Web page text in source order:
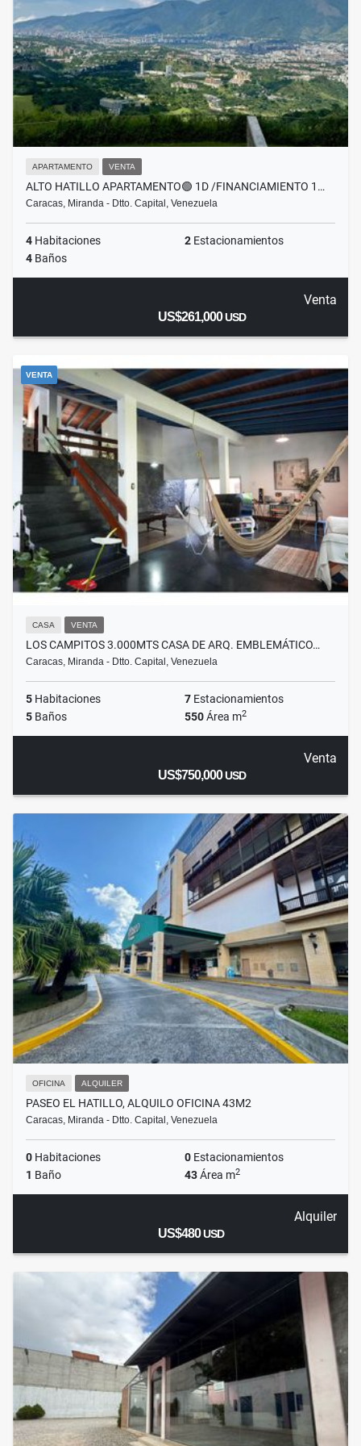
APARTAMENTO VENTA
ALTO HATILLO APARTAMENTO🟢 1D /FINANCIAMIENTO 1…
Caracas, Miranda - Dtto. Capital, Venezuela
4 Habitaciones 2 Estacionamientos
4 Baños
Venta
US$261,000USD
VENTA
CASA VENTA
LOS CAMPITOS 3.000MTS CASA DE ARQ. EMBLEMÁTICO…
Caracas, Miranda - Dtto. Capital, Venezuela
5 Habitaciones 7 Estacionamientos
5 Baños 550Área m2
Venta
US$750,000USD
OFICINA ALQUILER
PASEO EL HATILLO, ALQUILO OFICINA 43M2
Caracas, Miranda - Dtto. Capital, Venezuela
0 Habitaciones 0 Estacionamientos
1 Baño 43Área m2
Alquiler
US$480USD